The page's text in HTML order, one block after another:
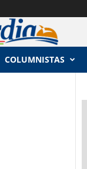
COLUMNISTAS